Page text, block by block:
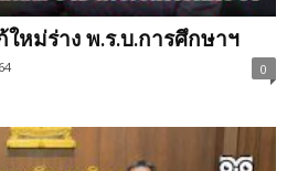
หม่ร่าง พ.ร.บ.การศึกษาฯ
0